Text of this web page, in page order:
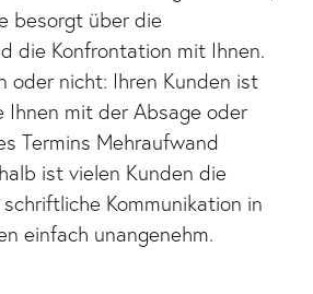
besorgt über die
die Konfrontation mit Ihnen.
oder nicht: Ihren Kunden ist
Ihnen mit der Absage oder
Termins Mehraufwand
ist vielen Kunden die
Kommunikation in
einfach unangenehm.